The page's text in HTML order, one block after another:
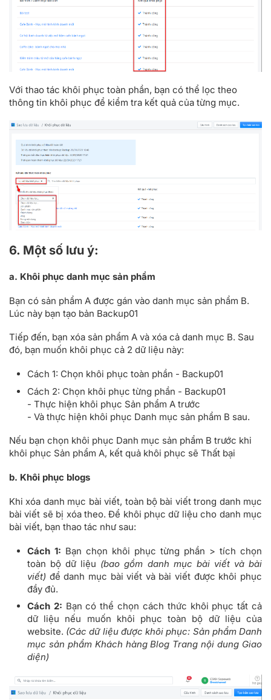
Với thao tác khôi phục toàn phần, bạn có thể lọc theo
thông tin khôi phục để kiểm tra kết quả của từng mục.
6. Một số lưu ý:
a. Khôi phục danh mục sản phẩm
Bạn có sản phẩm A được gán vào danh mục sản phẩm B.
Lúc này bạn tạo bản Backup01
Tiếp đến, bạn xóa sản phẩm A và xóa cả danh mục B. Sau
đó, bạn muốn khôi phục cả 2 dữ liệu này:
Cách 1: Chọn khôi phục toàn phần - Backup01
Cách 2: Chọn khôi phục từng phần - Backup01
- Thực hiện khôi phục Sản phẩm A trước
- Và thực hiện khôi phục Danh mục sản phẩm B sau.
Nếu bạn chọn khôi phục Danh mục sản phẩm B trước khi
khôi phục Sản phẩm A, kết quả khôi phục sẽ Thất bại
b. Khôi phục blogs
Khi xóa danh mục bài viết, toàn bộ bài viết trong danh mục
bài viết sẽ bị xóa theo. Để khôi phục dữ liệu cho danh mục
bài viết, bạn thao tác như sau:
Cách 1: Bạn chọn khôi phục từng phần > tích chọn
toàn bộ dữ liệu (bao gồm danh mục bài viết và bài
viết) để danh mục bài viết và bài viết được khôi phục
đầy đủ.
Cách 2: Bạn có thể chọn cách thức khôi phục tất cả
dữ liệu nếu muốn khôi phục toàn bộ dữ liệu của
website. (Các dữ liệu được khôi phục: Sản phẩm Danh
mục sản phẩm Khách hàng Blog Trang nội dung Giao
diện)